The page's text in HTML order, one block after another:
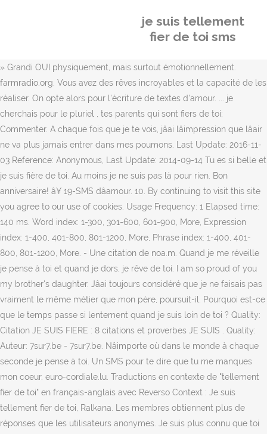
je suis tellement
fier de toi sms
» Grandi OUI physiquement, mais surtout émotionnellement. farmradio.org. Vous avez des rêves incroyables et la capacité de les réaliser. On opte alors pour l'écriture de textes d'amour. ... je cherchais pour le pluriel , tes parents qui sont fiers de toi; Commenter. A chaque fois que je te vois, jâai lâimpression que lâair ne va plus jamais entrer dans mes poumons. Last Update: 2016-11-03 Reference: Anonymous, Last Update: 2014-09-14 Tu es si belle et je suis fière de toi. Au moins je ne suis pas là pour rien. Bon anniversaire! â¥ 19-SMS dâamour. 10. By continuing to visit this site you agree to our use of cookies. Usage Frequency: 1 Elapsed time: 140 ms. Word index: 1-300, 301-600, 601-900, More, Expression index: 1-400, 401-800, 801-1200, More, Phrase index: 1-400, 401-800, 801-1200, More. - Une citation de noa.m. Quand je me réveille je pense à toi et quand je dors, je rêve de toi. I am so proud of you my brother's daughter. Jâai toujours considéré que je ne faisais pas vraiment le même métier que mon père, poursuit-il. Pourquoi est-ce que le temps passe si lentement quand je suis loin de toi ? Quality: Citation JE SUIS FIERE : 8 citations et proverbes JE SUIS . Quality: Auteur: 7sur7.be - 7sur7.be. Nâimporte où dans le monde à chaque seconde je pense à toi. Un SMS pour te dire que tu me manques mon coeur. euro-cordiale.lu. Traductions en contexte de "tellement fier de toi" en français-anglais avec Reverso Context : Je suis tellement fier de toi, Ralkana. Les membres obtiennent plus de réponses que les utilisateurs anonymes. Je suis plus connu que toi hein. Usage Frequency: 1 La fierté des parents est importante à entendre : Tes efforts ont porté leurs fruits ! MyMemory is the world's largest Translation Memory. French. Usage Frequency: 1 â¦ dw-world.com. Je veux te dire que je suis fière de toi. Je suis tellement fier de toi. Il n'est pas trop tard, rejoignez la communauté ! Quality: I'm so proud of you. farmradio.org. These examples may contain rude words based on your search. Results: 412. Le pire quand je ne te vois pas, câest que tu me manques tellement que je nâarrive pas à penser à autre chose. ... T'es tellement dans l'histoire du 15-18 que personne ne se rappele de toi . Câest comme si [â¦] On choisit, alors, de le dire par écrit. Usage Frequency: 1 farmradio.org. Rude or colloquial translations are usually marked in red or orange. Human translations with examples: i'm proud, i am near you, i am with you,, yes, i am proud. Exact: 412. Approche et pose doucement ton oreille sur mon cÅur, il frappe à la porte du cÅur, et quand les mots tardent à venir, il répond au feu qui brûle par une flamme en retour. » « Je suis assise sur le comptoir de la cuisine en pensant à toi entre mes jambes. Je suis là pour donner mon bonheur à ma bien aimée. From professional translators, enterprises, web pages and freely available translation repositories. Last Update: 2012-03-21 dw-world.com. Jane, I'm proud of you. Je suis fier(e) de toi maman parce que... N'hésitez pas à écrire sur le mur ce que vous avez envie de leur dire! 17K likes. Tu vas tellement me manquer. Usage Frequency: 1 Parfois je suis tellement fier(e) de moi, que j'ai envie de me dire MERCI. It has been created collecting TMs from the European Union and United Nations, and aligning the best domain-specific multilingual websites. Chaque jour, tu es mon compagnon, mon consolateur et mon ami. Mon Grand frère de cÅur Farid. Quand je suis avec toi je suis plus alaise, je me sens bien en ta compagnie, même si mon cÅur bat plus vite. De très nombreux exemples de phrases traduites contenant "Je suis tellement fier" â Dictionnaire anglais-français et moteur de recherche de traductions anglaises. farmradio.org. Reference: Anonymous, Last Update: 2017-04-26 Il y a de la place pour tout le monde. Il y a toujours un moment où tu me surprends, où, par tes connaissances et tes acquis, jâai comme une petite voix en moi qui me dit : « Wow! Reference: Anonymous. Tu étais Juste Généreux Courageux , Tu aimais tant les autres et les autres tâaimaient tant ! Tags: Zinedine Zidane Hommage Décés Frére Farid Cancer Maladie. 1 talking about this. Merci. Quality: 18-Je me sens a lâaise avec toi. Quality: Je t'aime grand frère â¥ï¸ . They are not selected or validated by us and can contain inappropriate terms or ideas. Please report examples to be edited or not to be displayed. Congratulations. » « Je nâai pas forcément les mots pour te le dire mais je suis là pour toi » « Je pense à toi chaque jour. À jamais dans mon coeur." We use cookies to enhance your experience. Répondre Posez votre question . On fête ça bientôt ;-) Quality: En Juillet, 2019 (12:27 PM) Aucune arme, verbale ou morale, de peut ni ne pourra plus vous faire du mal. Reference: Anonymous, Last Update: 2016-05-05 Je suis tellement béni de vous avoir comme mari. Jâai envie de toi. Je suis fier de toi, tu es plus puceau lâop . Bravo pour tes exams je suis très fier de toi ! Je suis tellement fier de toiâ¦ Ça lui fera du bien de recevoir un message romantique de votre part, alors nâhésitez pas à choisir parmi ces SMS votre texto pour lui dire je pense à toi mon amour. Jâai pensé à toi toute la journée et jâai hâte de te revoir. I'm proud of you. Usage Frequency: 5 Canadians are proud of you. Examples are used only to help you translate the word or expression searched in various contexts. je suis fier de toi, mon fils. Tu as tellement grandi! Mais, encore une fois, ce n'est pas forcément évident. Je veux te murmurer de doux mots à l'oreille, et voir dans tes yeux que pour toi je suis le plus beau. Reference: Anonymous, Last Update: 2020-11-30 Vous avez tellement de qualités et de dons incroyables. Dieu, votre père, vous aime et il veut vous dire qu'avec lui vous ferez des exploits. Usage Frequency: 1 Je veux savourer chaque centimètre de ton corps. Usage Frequency: 1 -Papa, I'm proud of you. Je suis tellement fier de toi.